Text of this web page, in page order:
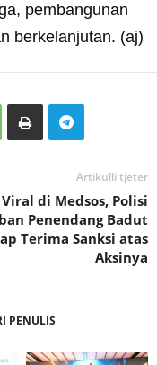
pembangunan
berkelanjutan. (aj)
Artikulli tjetër
Viral di Medsos, Polisi
Penendang Badut
Terima Sanksi atas
Aksinya
PENULIS